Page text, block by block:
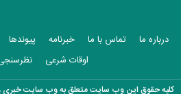
برنج چند شد؟/ قیمت جدید برنج ایرانی،
فیلم/سحر دولتشاهی با این ویدئو بیشتر
بورس ترکاند/ شاخص کل ۱۲۴ هزار واحد جهش کرد و ۵.۵ میلیونی شد
۲۲۸ میلیارد دلار کجا رفت؟ / ردیابی دلارهایی که به اقتصاد ایران برنگشتند
درباره ما تماس با ما خبرنامه پیوندها
اوقات شرعی